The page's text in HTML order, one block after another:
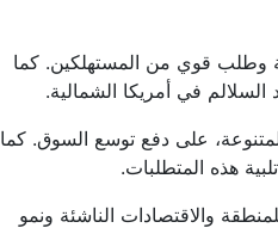
وطلب قوي من المستهلكين. كما
في أمريكا الشمالية.
على دفع توسع السوق. كما
هذه المتطلبات.
والاقتصادات الناشئة ونمو